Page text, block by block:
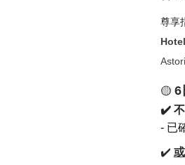
尊享
🟡 6
✔️ 不
- 已
✔️ 或